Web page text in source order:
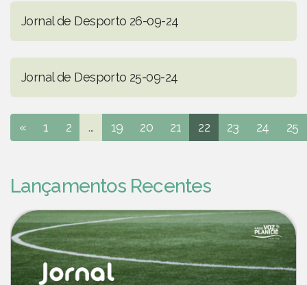
Jornal de Desporto 26-09-24
Jornal de Desporto 25-09-24
« 1 2 ... 19 20 21 22 23 24 25
Lançamentos Recentes